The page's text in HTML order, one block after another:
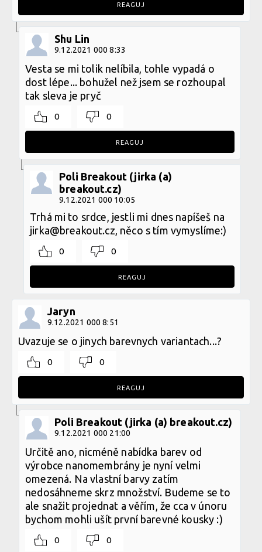
REAGUJ
Shu Lin
9.12.2021 000 8:33
Vesta se mi tolik nelíbila, tohle vypadá o
dost lépe... bohužel než jsem se rozhoupal
tak sleva je pryč
0 0
REAGUJ
Poli Breakout (jirka (a)
breakout.cz)
9.12.2021 000 10:05
Trhá mi to srdce, jestli mi dnes napíšeš na
jirka@breakout.cz, něco s tím vymyslíme:)
0 0
REAGUJ
Jaryn
9.12.2021 000 8:51
Uvazuje se o jinych barevnych variantach...?
0 0
REAGUJ
Poli Breakout (jirka (a) breakout.cz)
9.12.2021 000 21:00
Určitě ano, nicméně nabídka barev od
výrobce nanomembrány je nyní velmi
omezená. Na vlastní barvy zatím
nedosáhneme skrz množství. Budeme se to
ale snažit projednat a věřím, že cca v únoru
bychom mohli ušít první barevné kousky :)
0 0